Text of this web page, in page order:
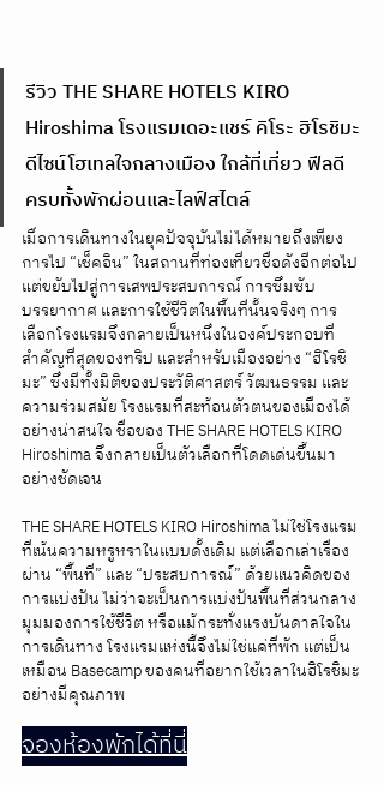
รีวิว THE SHARE HOTELS KIRO
Hiroshima โรงแรมเดอะแชร์ คิโระ ฮิโรชิมะ
ดีไซน์โฮเทลใจกลางเมือง ใกล้ที่เที่ยว ฟีลดี
ครบทั้งพักผ่อนและไลฟ์สไตล์
เมื่อการเดินทางในยุคปัจจุบันไม่ได้หมายถึงเพียง
การไป “เช็คอิน” ในสถานที่ท่องเที่ยวชื่อดังอีกต่อไป
แต่ขยับไปสู่การเสพประสบการณ์ การซึมซับ
บรรยากาศ และการใช้ชีวิตในพื้นที่นั้นจริงๆ การ
เลือกโรงแรมจึงกลายเป็นหนึ่งในองค์ประกอบที่
สำคัญที่สุดของทริป และสำหรับเมืองอย่าง “ฮิโรชิ
มะ” ซึ่งมีทั้งมิติของประวัติศาสตร์ วัฒนธรรม และ
ความร่วมสมัย โรงแรมที่สะท้อนตัวตนของเมืองได้
อย่างน่าสนใจ ชื่อของ THE SHARE HOTELS KIRO
Hiroshima จึงกลายเป็นตัวเลือกที่โดดเด่นขึ้นมา
อย่างชัดเจน
THE SHARE HOTELS KIRO Hiroshima ไม่ใช่โรงแรม
ที่เน้นความหรูหราในแบบดั้งเดิม แต่เลือกเล่าเรื่อง
ผ่าน “พื้นที่” และ “ประสบการณ์” ด้วยแนวคิดของ
การแบ่งปัน ไม่ว่าจะเป็นการแบ่งปันพื้นที่ส่วนกลาง
มุมมองการใช้ชีวิต หรือแม้กระทั่งแรงบันดาลใจใน
การเดินทาง โรงแรมแห่งนี้จึงไม่ใช่แค่ที่พัก แต่เป็น
เหมือน Basecamp ของคนที่อยากใช้เวลาในฮิโรชิมะ
อย่างมีคุณภาพ
จองห้องพักได้ที่นี่